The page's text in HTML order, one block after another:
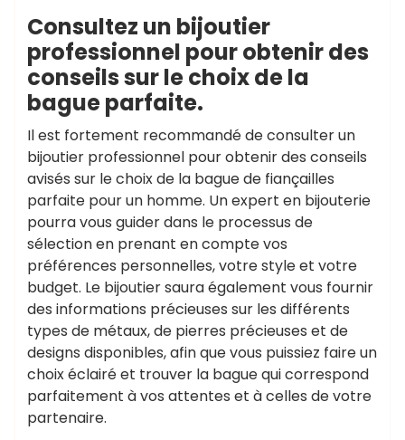
Consultez un bijoutier
professionnel pour obtenir des
conseils sur le choix de la
bague parfaite.
Il est fortement recommandé de consulter un
bijoutier professionnel pour obtenir des conseils
avisés sur le choix de la bague de fiançailles
parfaite pour un homme. Un expert en bijouterie
pourra vous guider dans le processus de
sélection en prenant en compte vos
préférences personnelles, votre style et votre
budget. Le bijoutier saura également vous fournir
des informations précieuses sur les différents
types de métaux, de pierres précieuses et de
designs disponibles, afin que vous puissiez faire un
choix éclairé et trouver la bague qui correspond
parfaitement à vos attentes et à celles de votre
partenaire.